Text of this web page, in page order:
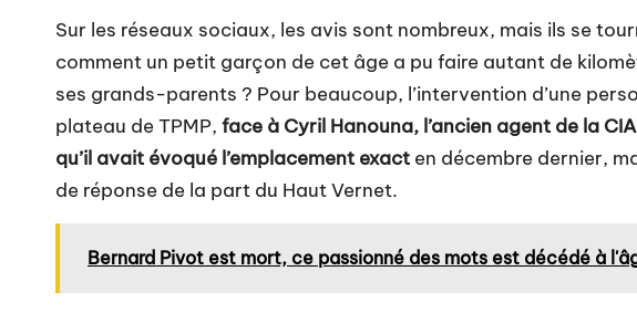
Sur les réseaux sociaux, les avis sont nombreux, mais ils se
comment un petit garçon de cet âge a pu faire autant de
ses grands-parents ? Pour beaucoup, l’intervention d’une
plateau de TPMP, face à Cyril Hanouna, l’ancien agent de la
qu’il avait évoqué l’emplacement exact en décembre dernier,
de réponse de la part du Haut Vernet.
Bernard Pivot est mort, ce passionné des mots est décédé à